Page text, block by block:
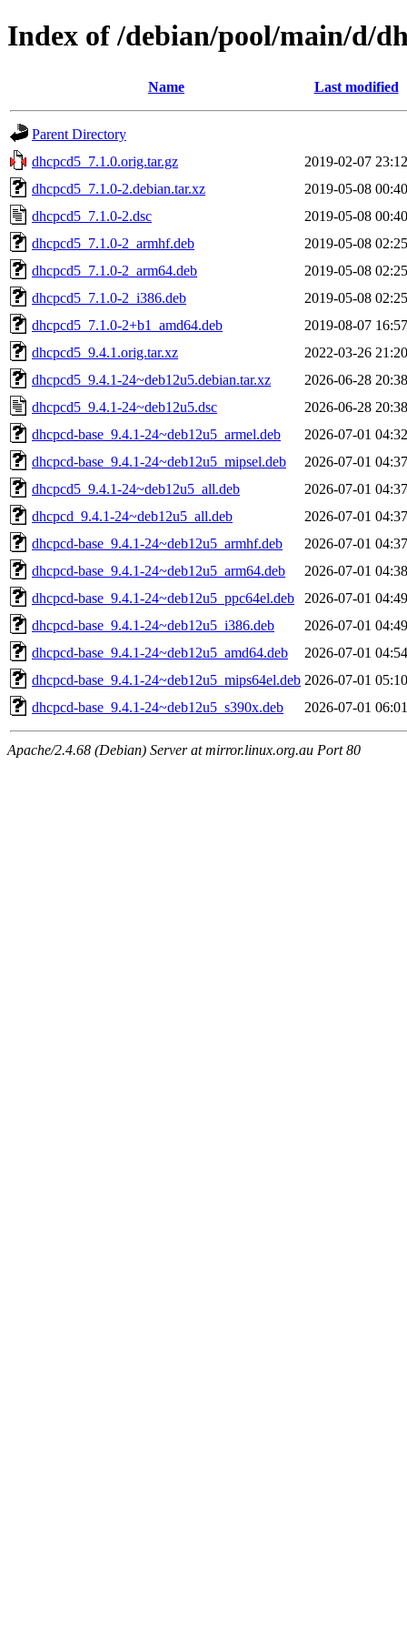
Index of /debian/pool/main/d/
Name Last modified
Parent Directory
dhcpcd5_7.1.0.orig.tar.gz
2019-02-07 23:12
dhcpcd5_7.1.0-2.debian.tar.xz
2019-05-08 00:40
dhcpcd5_7.1.0-2.dsc
2019-05-08 00:40
dhcpcd5_7.1.0-2_armhf.deb
2019-05-08 02:25
dhcpcd5_7.1.0-2_arm64.deb
2019-05-08 02:25
dhcpcd5_7.1.0-2_i386.deb
2019-05-08 02:25
dhcpcd5_7.1.0-2+b1_amd64.deb
2019-08-07 16:57
dhcpcd5_9.4.1.orig.tar.xz
2022-03-26 21:20
dhcpcd5_9.4.1-24~deb12u5.debian.tar.xz
2026-06-28 20:38
dhcpcd5_9.4.1-24~deb12u5.dsc
2026-06-28 20:38
dhcpcd-base_9.4.1-24~deb12u5_armel.deb
2026-07-01 04:32
dhcpcd-base_9.4.1-24~deb12u5_mipsel.deb
2026-07-01 04:37
dhcpcd5_9.4.1-24~deb12u5_all.deb
2026-07-01 04:37
dhcpcd_9.4.1-24~deb12u5_all.deb
2026-07-01 04:37
dhcpcd-base_9.4.1-24~deb12u5_armhf.deb
2026-07-01 04:37
dhcpcd-base_9.4.1-24~deb12u5_arm64.deb
2026-07-01 04:38
dhcpcd-base_9.4.1-24~deb12u5_ppc64el.deb
2026-07-01 04:49
dhcpcd-base_9.4.1-24~deb12u5_i386.deb
2026-07-01 04:49
dhcpcd-base_9.4.1-24~deb12u5_amd64.deb
2026-07-01 04:54
dhcpcd-base_9.4.1-24~deb12u5_mips64el.deb 2026-07-01 05:10
dhcpcd-base_9.4.1-24~deb12u5_s390x.deb
2026-07-01 06:01
Apache/2.4.68 (Debian) Server at mirror.linux.org.au Port 80